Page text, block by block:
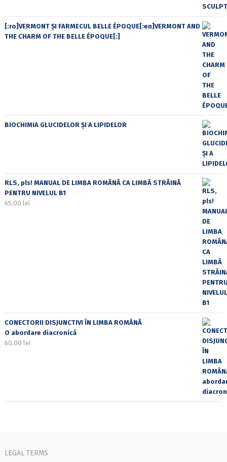
[:ro]VERMONT ȘI FARMECUL BELLE ÉPOQUE[:en]VERMONT AND
THE CHARM OF THE BELLE ÉPOQUE[:]
BIOCHIMIA GLUCIDELOR ȘI A LIPIDELOR
RLS, pls! MANUAL DE LIMBA ROMÂNĂ CA LIMBĂ STRĂINĂ
PENTRU NIVELUL B1
65,00 lei
CONECTORII DISJUNCTIVI ÎN LIMBA ROMÂNĂ
O abordare diacronică
60,00 lei
LEGAL TERMS